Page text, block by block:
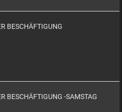
BESCHÄFTIGUNG
BESCHÄFTIGUNG -SAMSTAG